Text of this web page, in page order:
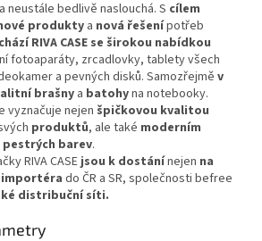
neustále bedlivě naslouchá. S cílem
produkty a nová řešenípotřeb
RIVA CASE se širokou nabídkou
fotoaparáty, zrcadlovky, tablety všech
a pevných disků. Samozřejmě v
brašny a batohyna notebooky.
vyznačuje nejen špičkovou kvalitou
produktů, ale také moderním
pestrých barev.
RIVA CASEjsou k dostánínejen na
do ČR a SR, společnosti befree
distribuční síti.